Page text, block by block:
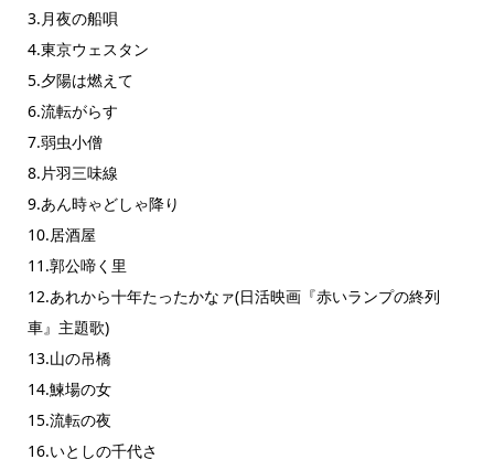
3.月夜の船唄
4.東京ウェスタン
5.夕陽は燃えて
6.流転がらす
7.弱虫小僧
8.片羽三味線
9.あん時ゃどしゃ降り
10.居酒屋
11.郭公啼く里
12.あれから十年たったかなァ(日活映画『赤いランプの終列
車』主題歌)
13.山の吊橋
14.鰊場の女
15.流転の夜
16.いとしの千代さ